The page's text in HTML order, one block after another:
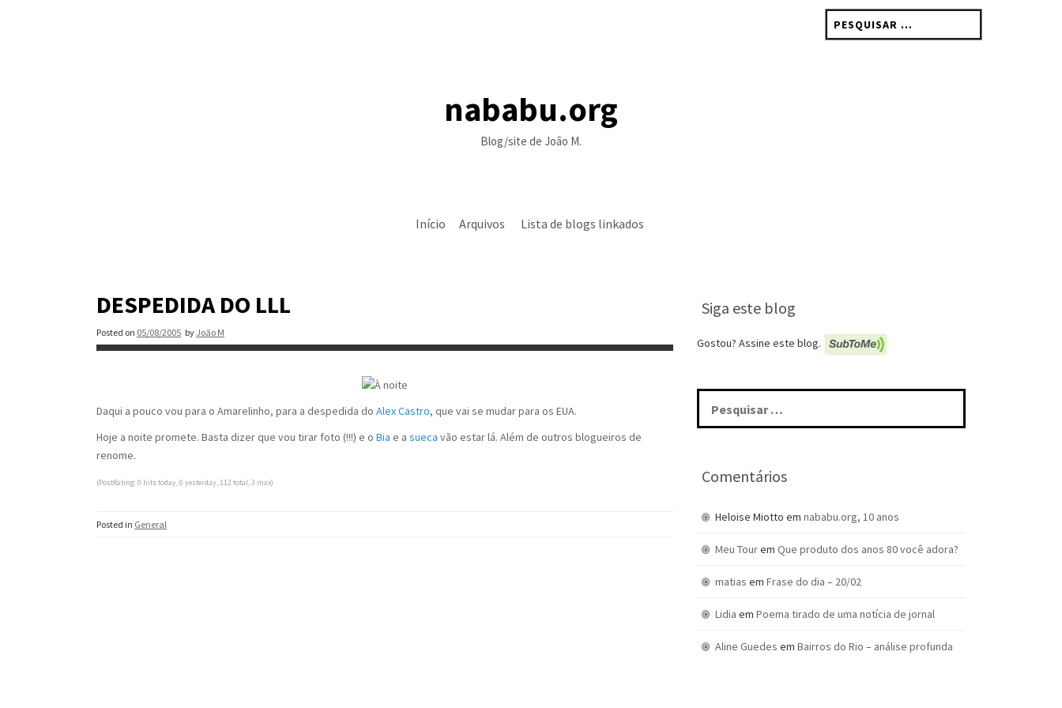
por:
nababu.org
Blog/site de João M.
Início Arquivos Lista de blogs linkados
DESPEDIDA DO LLL
Posted on 05/08/2005 by João M
Daqui a pouco vou para o Amarelinho, para a despedida do Alex Castro, que vai se mudar para os EUA.
Hoje a noite promete. Basta dizer que vou tirar foto (!!!) e o Bia e a sueca vão estar lá. Além de outros blogueiros de
renome.
(PostRating: 0 hits today, 0 yesterday, 112 total, 3 max)
Posted in General
Siga este blog
Gostou? Assine este blog.
Pesquisar
por:
Comentários
Heloise Miotto em nababu.org, 10 anos
Meu Tourem Que produto dos anos 80 você adora?
matias em Frase do dia – 20/02
Lidia em Poema tirado de uma notícia de jornal
Aline Guedes em Bairros do Rio – análise profunda